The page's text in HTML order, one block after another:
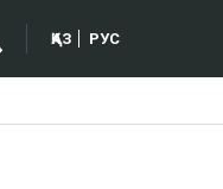
ҚАЗ РУС